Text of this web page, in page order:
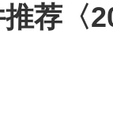
荐〈